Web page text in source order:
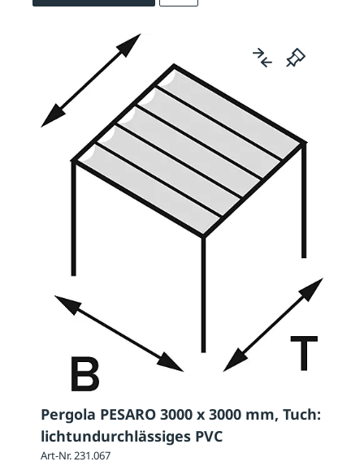
Pergola PESARO 3000 x 3000 mm, Tuch:
lichtundurchlässiges PVC
Art-Nr. 231.067